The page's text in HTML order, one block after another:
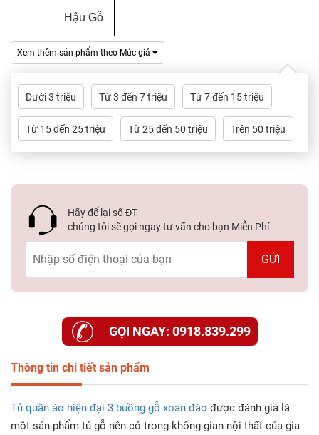
Hậu Gỗ
Xem thêm sản phẩm theo Mức giá
Dưới 3 triệu Từ 3 đến 7 triệu Từ 7 đến 15 triệu
Từ 15 đến 25 triệu Từ 25 đến 50 triệu Trên 50 triệu
Hãy để lại số ĐT
chúng tôi sẽ gọi ngay tư vấn cho bạn Miễn Phí
GỌI NGAY: 0918.839.299
Thông tin chi tiết sản phẩm
Tủ quần áo hiện đại 3 buồng gỗ xoan đào được đánh giá là
một sản phẩm tủ gỗ nên có trong không gian nội thất của gia